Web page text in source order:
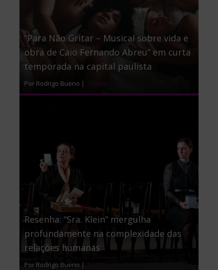
“Para Não Gritar – Musical sobre vida e
obra de Caio Fernando Abreu” em curta
temporada na capital paulista
Por Rodrigo Bueno | Teatro
Resenha: “Sra. Klein” mergulha
profundamente na complexidade das
relações humanas
Por Rodrigo Bueno | Teatro